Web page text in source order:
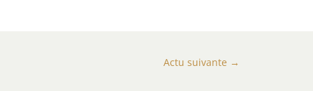
Actu suivante →